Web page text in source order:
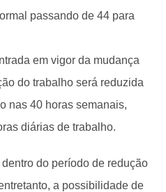
passando de 44 para
em vigor da mudança
do trabalho será reduzida
nas 40 horas semanais,
diárias de trabalho.
do período de redução
a possibilidade de